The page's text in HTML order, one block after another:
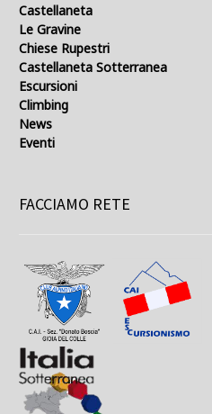
Castellaneta
Le Gravine
Chiese Rupestri
Castellaneta Sotterranea
Escursioni
Climbing
News
Eventi
FACCIAMO RETE